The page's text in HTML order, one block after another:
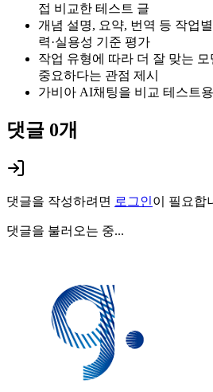
접 비교한 테스트 글
개념 설명, 요약, 번역 등 작업
력·실용성 기준 평가
작업 유형에 따라 더 잘 맞는
중요하다는 관점 제시
가비아 AI채팅을 비교 테스트
댓글 0개
댓글을 작성하려면 로그인이 필요합
댓글을 불러오는 중...